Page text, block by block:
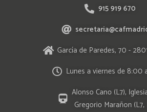
915 919 670
García de Paredes, 70 -
Lunes a viernes de 8:00
Alonso Cano (L7),
Gregorio Marañon (L7,